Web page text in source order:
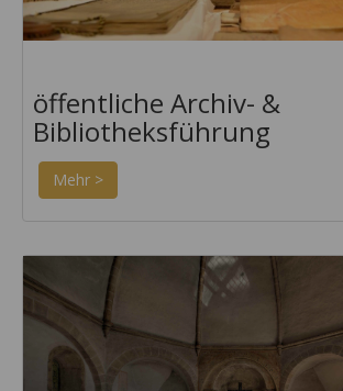
öffentliche Archiv- &
Bibliotheksführung